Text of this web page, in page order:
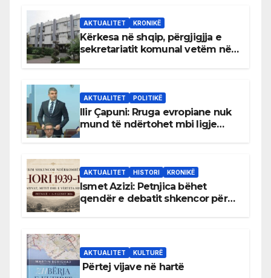
AKTUALITET KRONIKË
Kërkesa në shqip, përgjigjja e
sekretariatit komunal vetëm në
AKTUALITET POLITIKË
Ilir Çapuni: Rruga evropiane nuk
mund të ndërtohet mbi ligje
AKTUALITET HISTORI KRONIKË
Ismet Azizi: Petnjica bëhet
qendër e debatit shkencor për
AKTUALITET KULTURË
Përtej vijave në hartë